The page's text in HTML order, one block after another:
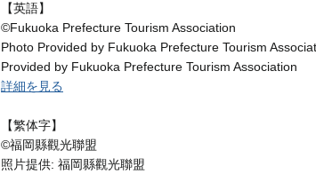
【英語】
©Fukuoka Prefecture Tourism Association
Photo Provided by Fukuoka Prefecture Tourism
Provided by Fukuoka Prefecture Tourism Association
詳細を見る
【繁体字】
©福岡縣觀光聯盟
照片提供: 福岡縣觀光聯盟